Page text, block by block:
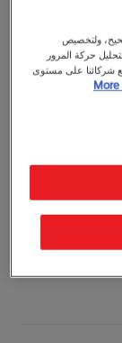
سمك
ولتخصيص
حركة المرور
شركائنا على مستوى